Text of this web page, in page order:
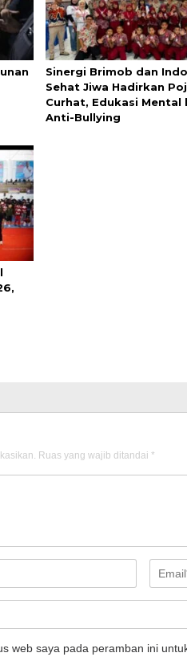
Sinergi Brimob dan
Sehat Jiwa Hadirkan
Curhat, Edukasi Mental
Anti-Bullying
Ruas yang wajib ditandai *
web saya pada peramban ini